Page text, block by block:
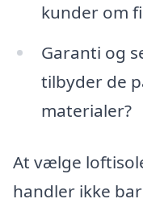
kunder om
Garanti og
tilbyder de
materialer?
At vælge
handler ikke